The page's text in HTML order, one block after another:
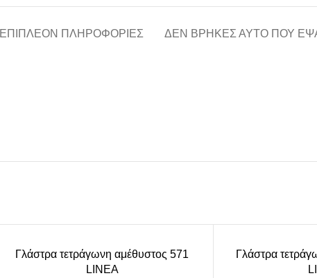
ΕΠΙΠΛΈΟΝ ΠΛΗΡΟΦΟΡΊΕΣ ΔΕΝ ΒΡΉΚΕΣ ΑΥΤΌ ΠΟΥ
Γλάστρα τετράγωνη αμέθυστος 571
LINEA
Γλάστρα